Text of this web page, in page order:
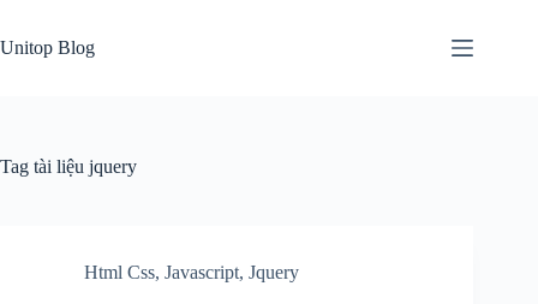
content
Unitop Blog
Tag tài liệu jquery
Html Css, Javascript, Jquery